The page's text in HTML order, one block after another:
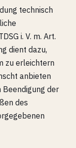
technisch
i. V. m. Art.
dient dazu,
zu erleichtern
anbieten
Beendigung der
des